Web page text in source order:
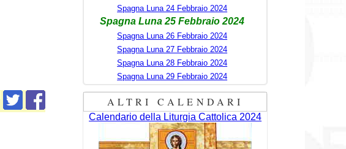
Spagna Luna 24 Febbraio 2024
Spagna Luna 25 Febbraio 2024
Spagna Luna 26 Febbraio 2024
Spagna Luna 27 Febbraio 2024
Spagna Luna 28 Febbraio 2024
Spagna Luna 29 Febbraio 2024
ALTRI CALENDARI
Calendario della Liturgia Cattolica 2024